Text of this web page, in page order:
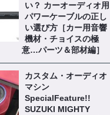
い？ カーオーディオ用
パワーケーブルの正し
い選び方［カー用音響
機材・チョイスの極
意…パーツ＆部材編］
カスタム・オーディオ
マシン
SpecialFeature!!
SUZUKI MIGHTY